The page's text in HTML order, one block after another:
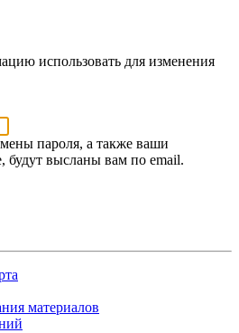
использовать для изменения
пароля, а также ваши
будут высланы вам по email.
материалов